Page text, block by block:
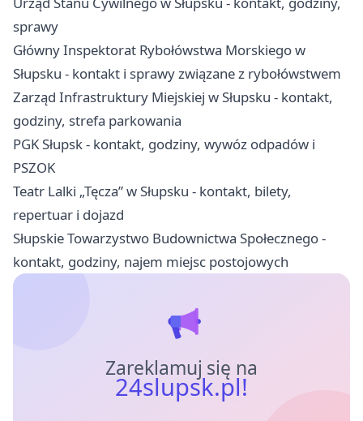
sprawy
Główny Inspektorat Rybołówstwa Morskiego w
Słupsku - kontakt i sprawy związane z rybołówstwem
Zarząd Infrastruktury Miejskiej w Słupsku - kontakt,
godziny, strefa parkowania
PGK Słupsk - kontakt, godziny, wywóz odpadów i
PSZOK
Teatr Lalki „Tęcza” w Słupsku - kontakt, bilety,
repertuar i dojazd
Słupskie Towarzystwo Budownictwa Społecznego -
kontakt, godziny, najem miejsc postojowych
Zareklamuj się na
24slupsk.pl!